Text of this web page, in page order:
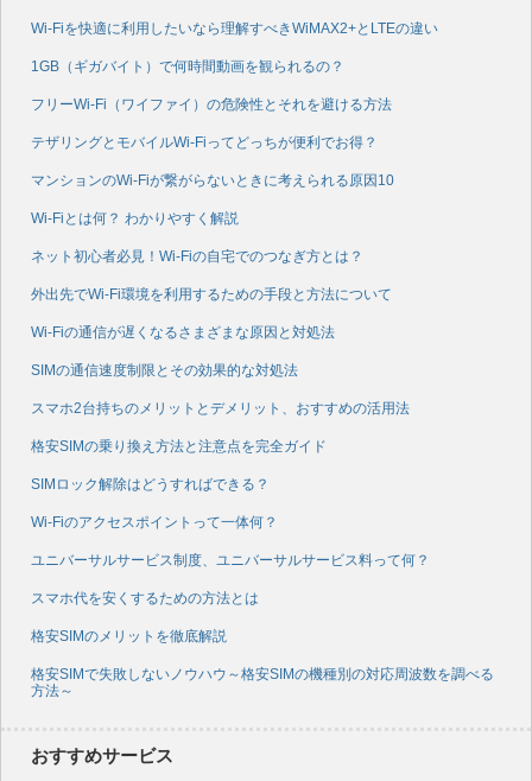
Wi-Fiを快適に利用したいなら理解すべきWiMAX2+とLTEの違い
1GB（ギガバイト）で何時間動画を観られるの？
フリーWi-Fi（ワイファイ）の危険性とそれを避ける方法
テザリングとモバイルWi-Fiってどっちが便利でお得？
マンションのWi-Fiが繋がらないときに考えられる原因10
Wi-Fiとは何？ わかりやすく解説
ネット初心者必見！Wi-Fiの自宅でのつなぎ方とは？
外出先でWi-Fi環境を利用するための手段と方法について
Wi-Fiの通信が遅くなるさまざまな原因と対処法
SIMの通信速度制限とその効果的な対処法
スマホ2台持ちのメリットとデメリット、おすすめの活用法
格安SIMの乗り換え方法と注意点を完全ガイド
SIMロック解除はどうすればできる？
Wi-Fiのアクセスポイントって一体何？
ユニバーサルサービス制度、ユニバーサルサービス料って何？
スマホ代を安くするための方法とは
格安SIMのメリットを徹底解説
格安SIMで失敗しないノウハウ～格安SIMの機種別の対応周波数を調べる
方法～
おすすめサービス